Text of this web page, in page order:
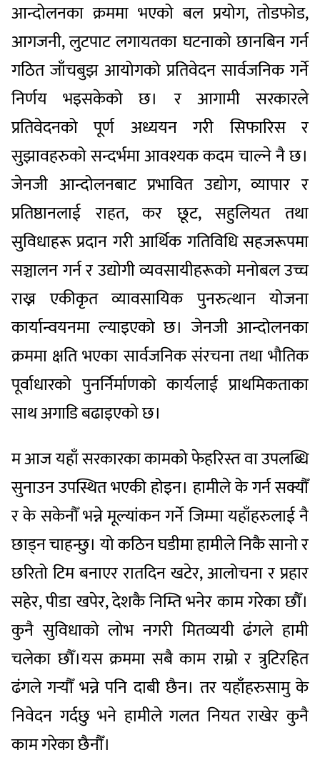
आन्दोलनका क्रममा भएको बल प्रयोग, तोडफोड,
आगजनी, लुटपाट लगायतका घटनाको छानबिन गर्न
गठित जाँचबुझ आयोगको प्रतिवेदन सार्वजनिक गर्ने
निर्णय भइसकेको छ। र आगामी सरकारले
प्रतिवेदनको पूर्ण अध्ययन गरी सिफारिस र
सुझावहरुको सन्दर्भमा आवश्यक कदम चाल्ने नै छ।
जेनजी आन्दोलनबाट प्रभावित उद्योग, व्यापार र
प्रतिष्ठानलाई राहत, कर छूट, सहुलियत तथा
सुविधाहरू प्रदान गरी आर्थिक गतिविधि सहजरूपमा
सञ्चालन गर्न र उद्योगी व्यवसायीहरूको मनोबल उच्च
राख्न एकीकृत व्यावसायिक पुनरुत्थान योजना
कार्यान्वयनमा ल्याइएको छ। जेनजी आन्दोलनका
क्रममा क्षति भएका सार्वजनिक संरचना तथा भौतिक
पूर्वाधारको पुनर्निर्माणको कार्यलाई प्राथमिकताका
साथ अगाडि बढाइएको छ।
म आज यहाँ सरकारका कामको फेहरिस्त वा उपलब्धि
सुनाउन उपस्थित भएकी होइन। हामीले के गर्न सक्यौँ
र के सकेनौँ भन्ने मूल्यांकन गर्ने जिम्मा यहाँहरुलाई नै
छाड्न चाहन्छु। यो कठिन घडीमा हामीले निकै सानो र
छरितो टिम बनाएर रातदिन खटेर, आलोचना र प्रहार
सहेर, पीडा खपेर, देशकै निम्ति भनेर काम गरेका छौँ।
कुनै सुविधाको लोभ नगरी मितव्ययी ढंगले हामी
चलेका छौँ।यस क्रममा सबै काम राम्रो र त्रुटिरहित
ढंगले गर्‍यौँ भन्ने पनि दाबी छैन। तर यहाँहरुसामु के
निवेदन गर्दछु भने हामीले गलत नियत राखेर कुनै
काम गरेका छैनौँ।